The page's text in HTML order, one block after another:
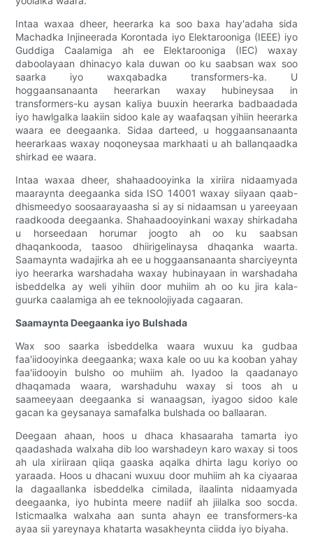
Intaa waxaa dheer, heerarka ka soo baxa hay'adaha sida
Machadka Injineerada Korontada iyo Elektarooniga (IEEE) iyo
Guddiga Caalamiga ah ee Elektarooniga (IEC) waxay
daboolayaan dhinacyo kala duwan oo ku saabsan wax soo
saarka iyo waxqabadka transformers-ka. U
hoggaansanaanta heerarkan waxay hubineysaa in
transformers-ku aysan kaliya buuxin heerarka badbaadada
iyo hawlgalka laakiin sidoo kale ay waafaqsan yihiin heerarka
waara ee deegaanka. Sidaa darteed, u hoggaansanaanta
heerarkaas waxay noqoneysaa markhaati u ah ballanqaadka
shirkad ee waara.
Intaa waxaa dheer, shahaadooyinka la xiriira nidaamyada
maaraynta deegaanka sida ISO 14001 waxay siiyaan qaab-
dhismeedyo soosaarayaasha si ay si nidaamsan u yareeyaan
raadkooda deegaanka. Shahaadooyinkani waxay shirkadaha
u horseedaan horumar joogto ah oo ku saabsan
dhaqankooda, taasoo dhiirigelinaysa dhaqanka waarta.
Saamaynta wadajirka ah ee u hoggaansanaanta sharciyeynta
iyo heerarka warshadaha waxay hubinayaan in warshadaha
isbeddelka ay weli yihiin door muhiim ah oo ku jira kala-
guurka caalamiga ah ee teknoolojiyada cagaaran.
Saamaynta Deegaanka iyo Bulshada
Wax soo saarka isbeddelka waara wuxuu ka gudbaa
faa'iidooyinka deegaanka; waxa kale oo uu ka kooban yahay
faa'iidooyin bulsho oo muhiim ah. Iyadoo la qaadanayo
dhaqamada waara, warshaduhu waxay si toos ah u
saameeyaan deegaanka si wanaagsan, iyagoo sidoo kale
gacan ka geysanaya samafalka bulshada oo ballaaran.
Deegaan ahaan, hoos u dhaca khasaaraha tamarta iyo
qaadashada walxaha dib loo warshadeyn karo waxay si toos
ah ula xiriiraan qiiqa gaaska aqalka dhirta lagu koriyo oo
yaraada. Hoos u dhacani wuxuu door muhiim ah ka ciyaaraa
la dagaallanka isbeddelka cimilada, ilaalinta nidaamyada
deegaanka, iyo hubinta meere nadiif ah jiilalka soo socda.
Isticmaalka walxaha aan sunta ahayn ee transformers-ka
ayaa sii yareynaya khatarta wasakheynta ciidda iyo biyaha.